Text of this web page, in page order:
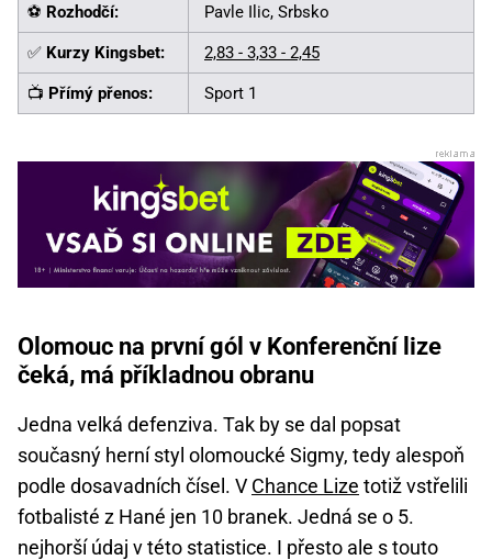
⚽ Rozhodčí: Pavle Ilic, Srbsko
✅ Kurzy Kingsbet: 2,83 - 3,33 - 2,45
📺 Přímý přenos: Sport 1
Olomouc na první gól v Konferenční lize
čeká, má příkladnou obranu
Jedna velká defenziva. Tak by se dal popsat
současný herní styl olomoucké Sigmy, tedy alespoň
podle dosavadních čísel. V Chance Lize totiž vstřelili
fotbalisté z Hané jen 10 branek. Jedná se o 5.
nejhorší údaj v této statistice. I přesto ale s touto